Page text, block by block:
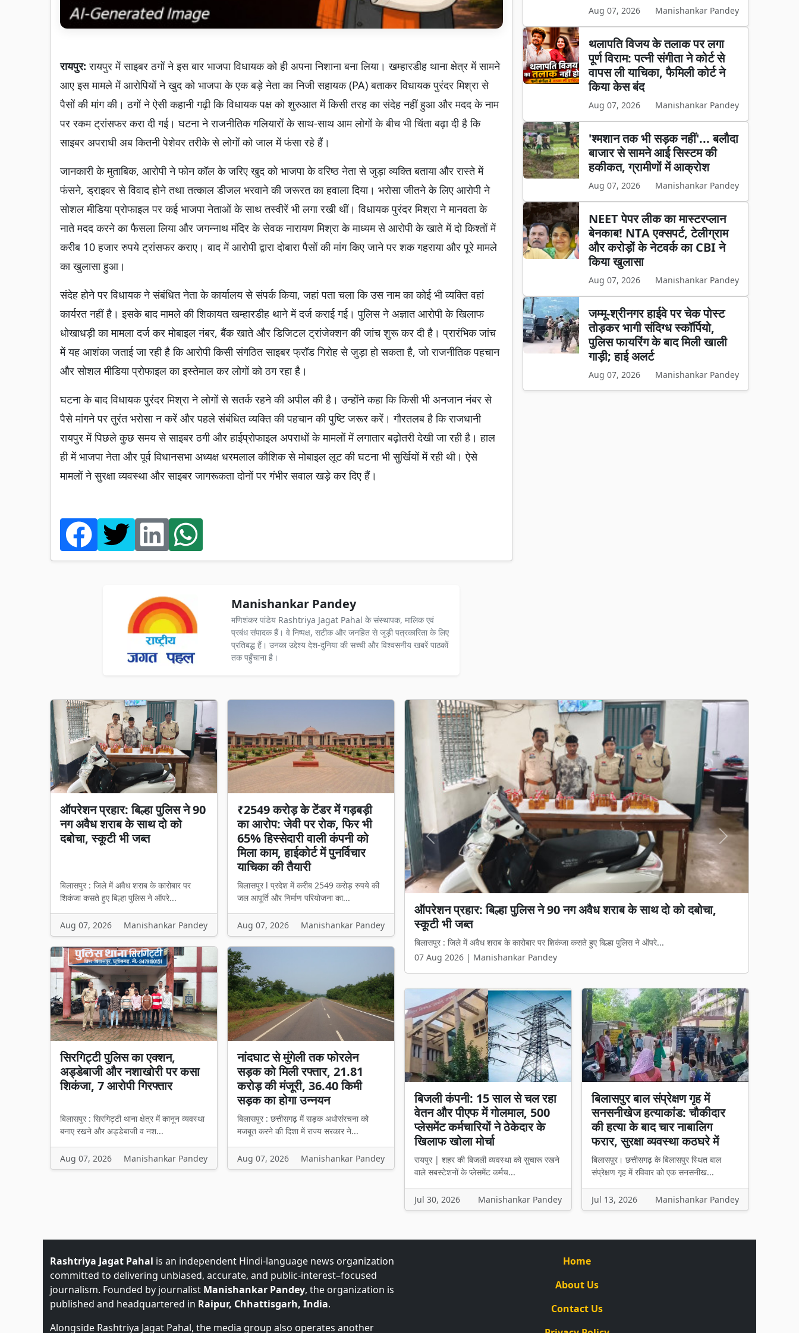
रायपुर:रायपुर में साइबर ठगों ने इस बार भाजपा विधायक को ही अपना निशाना बना लिया। खम्हारडीह थाना क्षेत्र में सामने
आए इस मामले में आरोपियों ने खुद को भाजपा के एक बड़े नेता का निजी सहायक (PA) बताकर विधायक पुरंदर मिश्रा से
पैसों की मांग की। ठगों ने ऐसी कहानी गढ़ी कि विधायक पक्ष को शुरुआत में किसी तरह का संदेह नहीं हुआ और मदद के नाम
पर रकम ट्रांसफर करा दी गई। घटना ने राजनीतिक गलियारों के साथ-साथ आम लोगों के बीच भी चिंता बढ़ा दी है कि
साइबर अपराधी अब कितनी पेशेवर तरीके से लोगों को जाल में फंसा रहे हैं।
जानकारी के मुताबिक, आरोपी ने फोन कॉल के जरिए खुद को भाजपा के वरिष्ठ नेता से जुड़ा व्यक्ति बताया और रास्ते में
फंसने, ड्राइवर से विवाद होने तथा तत्काल डीजल भरवाने की जरूरत का हवाला दिया। भरोसा जीतने के लिए आरोपी ने
सोशल मीडिया प्रोफाइल पर कई भाजपा नेताओं के साथ तस्वीरें भी लगा रखी थीं। विधायक पुरंदर मिश्रा ने मानवता के
नाते मदद करने का फैसला लिया और जगन्नाथ मंदिर के सेवक नारायण मिश्रा के माध्यम से आरोपी के खाते में दो किश्तों में
करीब 10 हजार रुपये ट्रांसफर कराए। बाद में आरोपी द्वारा दोबारा पैसों की मांग किए जाने पर शक गहराया और पूरे मामले
का खुलासा हुआ।
संदेह होने पर विधायक ने संबंधित नेता के कार्यालय से संपर्क किया, जहां पता चला कि उस नाम का कोई भी व्यक्ति वहां
कार्यरत नहीं है। इसके बाद मामले की शिकायत खम्हारडीह थाने में दर्ज कराई गई। पुलिस ने अज्ञात आरोपी के खिलाफ
धोखाधड़ी का मामला दर्ज कर मोबाइल नंबर, बैंक खाते और डिजिटल ट्रांजेक्शन की जांच शुरू कर दी है। प्रारंभिक जांच
में यह आशंका जताई जा रही है कि आरोपी किसी संगठित साइबर फ्रॉड गिरोह से जुड़ा हो सकता है, जो राजनीतिक पहचान
और सोशल मीडिया प्रोफाइल का इस्तेमाल कर लोगों को ठग रहा है।
घटना के बाद विधायक पुरंदर मिश्रा ने लोगों से सतर्क रहने की अपील की है। उन्होंने कहा कि किसी भी अनजान नंबर से
पैसे मांगने पर तुरंत भरोसा न करें और पहले संबंधित व्यक्ति की पहचान की पुष्टि जरूर करें। गौरतलब है कि राजधानी
रायपुर में पिछले कुछ समय से साइबर ठगी और हाईप्रोफाइल अपराधों के मामलों में लगातार बढ़ोतरी देखी जा रही है। हाल
ही में भाजपा नेता और पूर्व विधानसभा अध्यक्ष धरमलाल कौशिक से मोबाइल लूट की घटना भी सुर्खियों में रही थी। ऐसे
मामलों ने सुरक्षा व्यवस्था और साइबर जागरूकता दोनों पर गंभीर सवाल खड़े कर दिए हैं।
Manishankar Pandey
मणिशंकर पांडेय Rashtriya Jagat Pahal के संस्थापक, मालिक एवं
प्रबंध संपादक हैं। वे निष्पक्ष, सटीक और जनहित से जुड़ी पत्रकारिता के लिए
प्रतिबद्ध हैं। उनका उद्देश्य देश-दुनिया की सच्ची और विश्वसनीय खबरें पाठकों
तक पहुँचाना है।
Aug 07, 2026 Manishankar Pandey
थलापति विजय के तलाक पर लगा
पूर्ण विराम: पत्नी संगीता ने कोर्ट से
वापस ली याचिका, फैमिली कोर्ट ने
किया केस बंद
Aug 07, 2026 Manishankar Pandey
'श्मशान तक भी सड़क नहीं'... बलौदा
बाजार से सामने आई सिस्टम की
हकीकत, ग्रामीणों में आक्रोश
Aug 07, 2026 Manishankar Pandey
NEET पेपर लीक का मास्टरप्लान
बेनकाब! NTA एक्सपर्ट, टेलीग्राम
और करोड़ों के नेटवर्क का CBI ने
किया खुलासा
Aug 07, 2026 Manishankar Pandey
जम्मू-श्रीनगर हाईवे पर चेक पोस्ट
तोड़कर भागी संदिग्ध स्कॉर्पियो,
पुलिस फायरिंग के बाद मिली खाली
गाड़ी; हाई अलर्ट
Aug 07, 2026 Manishankar Pandey
ऑपरेशन प्रहार: बिल्हा पुलिस ने 90
नग अवैध शराब के साथ दो को
दबोचा, स्कूटी भी जब्त
बिलासपुर : जिले में अवैध शराब के कारोबार पर
शिकंजा कसते हुए बिल्हा पुलिस ने ऑपरे...
Aug 07, 2026 Manishankar Pandey
₹2549 करोड़ के टेंडर में गड़बड़ी
का आरोप: जेवी पर रोक, फिर भी
65% हिस्सेदारी वाली कंपनी को
मिला काम, हाईकोर्ट में पुनर्विचार
याचिका की तैयारी
बिलासपुर l प्रदेश में करीब 2549 करोड़ रुपये की
जल आपूर्ति और निर्माण परियोजना का...
Aug 07, 2026 Manishankar Pandey
सिरगिट्टी पुलिस का एक्शन,
अड्डेबाजी और नशाखोरी पर कसा
शिकंजा, 7 आरोपी गिरफ्तार
बिलासपुर : सिरगिट्टी थाना क्षेत्र में कानून व्यवस्था
बनाए रखने और अड्डेबाजी व नश...
Aug 07, 2026 Manishankar Pandey
नांदघाट से मुंगेली तक फोरलेन
सड़क को मिली रफ्तार, 21.81
करोड़ की मंजूरी, 36.40 किमी
सड़क का होगा उन्नयन
बिलासपुर : छत्तीसगढ़ में सड़क अधोसंरचना को
मजबूत करने की दिशा में राज्य सरकार ने...
Aug 07, 2026 Manishankar Pandey
ऑपरेशन प्रहार: बिल्हा पुलिस ने 90 नग अवैध शराब के साथ दो को दबोचा,
स्कूटी भी जब्त
बिलासपुर : जिले में अवैध शराब के कारोबार पर शिकंजा कसते हुए बिल्हा पुलिस ने ऑपरे...
07 Aug 2026 | Manishankar Pandey
₹2549 करोड़ के टेंडर में गड़बड़ी का आरोप: जेवी पर रोक, फिर भी 65%
हिस्सेदारी वाली कंपनी को मिला काम, हाईकोर्ट में पुनर्विचार याचिका की तैयारी
बिलासपुर l प्रदेश में करीब 2549 करोड़ रुपये की जल आपूर्ति और निर्माण परियोजना का...
07 Aug 2026 | Manishankar Pandey
Previous Next
बिजली कंपनी: 15 साल से चल रहा
वेतन और पीएफ में गोलमाल, 500
प्लेसमेंट कर्मचारियों ने ठेकेदार के
खिलाफ खोला मोर्चा
रायपुर | शहर की बिजली व्यवस्था को सुचारू रखने
वाले सबस्टेशनों के प्लेसमेंट कर्मच...
Jul 30, 2026 Manishankar Pandey
बिलासपुर बाल संप्रेक्षण गृह में
सनसनीखेज हत्याकांड: चौकीदार
की हत्या के बाद चार नाबालिग
फरार, सुरक्षा व्यवस्था कठघरे में
बिलासपुर। छत्तीसगढ़ के बिलासपुर स्थित बाल
संप्रेक्षण गृह में रविवार को एक सनसनीख...
Jul 13, 2026 Manishankar Pandey
Rashtriya Jagat Pahal is an independent Hindi-language news organization
committed to delivering unbiased, accurate, and public-interest–focused
journalism. Founded by journalist Manishankar Pandey, the organization is
published and headquartered in Raipur, Chhattisgarh, India.
Alongside Rashtriya Jagat Pahal, the media group also operates another
Home
About Us
Contact Us